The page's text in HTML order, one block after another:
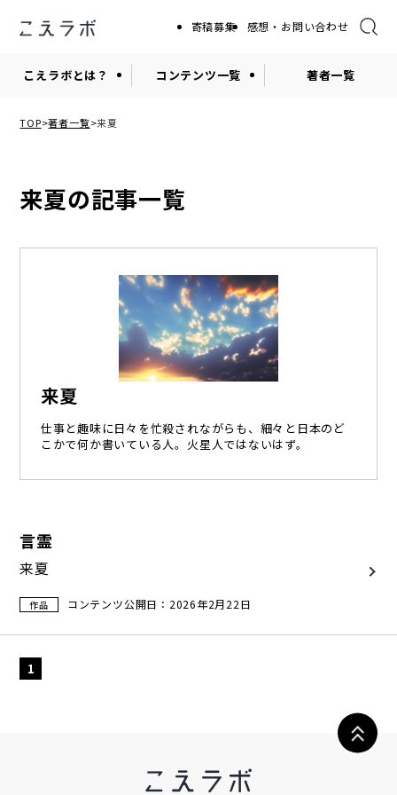
寄稿募集 感想・お問い合わせ
こえラボとは？ コンテンツ一覧 著者一覧
TOP 著者一覧 来夏
来夏の記事一覧
来夏
仕事と趣味に日々を忙殺されながらも、細々と日本のど
こかで何か書いている人。火星人ではないはず。
言霊
来夏
作品 コンテンツ公開日：2026年2月22日
1